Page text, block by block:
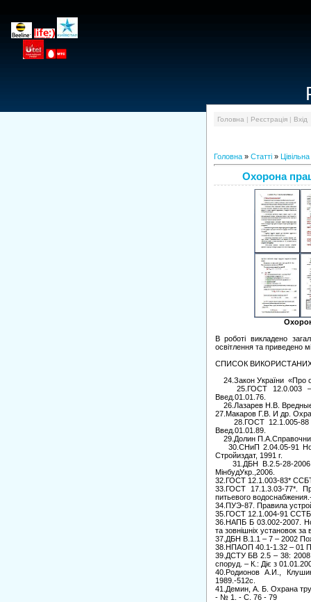
Головна | Реєстрація| Вхід
Головна» Статті»
Охорона
В роботі викладено
освітлення та приведено
СПИСОК
24.Закон України «Про
25.ГОСТ 12.0.003 –
Введ.01.01.76.
26.Лазарев Н.В.
27.Макаров Г.В. И др.
28.ГОСТ 12.1.005-88
Введ.01.01.89.
29.Долин П.А.Справочник
30.СНиП 2.04.05-91
Стройиздат, 1991 г.
31.ДБН В.2.5-28-2006.
МінбудУкр.,2006.
32.ГОСТ 12.1.003-83*
33.ГОСТ 17.1.3.03-77*.
питьевого
34.ПУЭ-87. Правила
35.ГОСТ 12.1.004-91
36.НАПБ Б 03.002-2007.
та зовнішніх установок
37.ДБН В.1.1 – 7 – 2002
38.НПАОП 40.1-1.32 – 01
39.ДСТУ БВ 2.5 – 38: 2008
споруд. – К.: Діє з
40.Родионов А.И.,
1989.-512с.
41.Демин, А. Б. Охрана
- № 1. - С. 76 - 79